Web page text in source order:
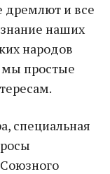
дремлют и все
наших
народов
мы простые
специальная